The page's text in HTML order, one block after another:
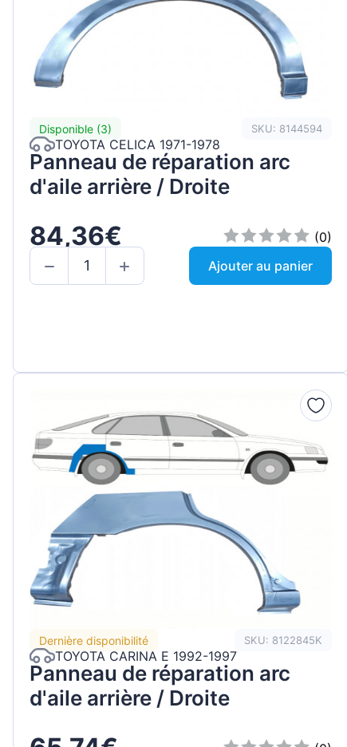
Disponible (3) SKU: 8144594
TOYOTA CELICA 1971-1978
Panneau de réparation arc
d'aile arrière / Droite
84,36€
(0)
Ajouter au panier
Dernière disponibilité SKU: 8122845K
TOYOTA CARINA E 1992-1997
Panneau de réparation arc
d'aile arrière / Droite